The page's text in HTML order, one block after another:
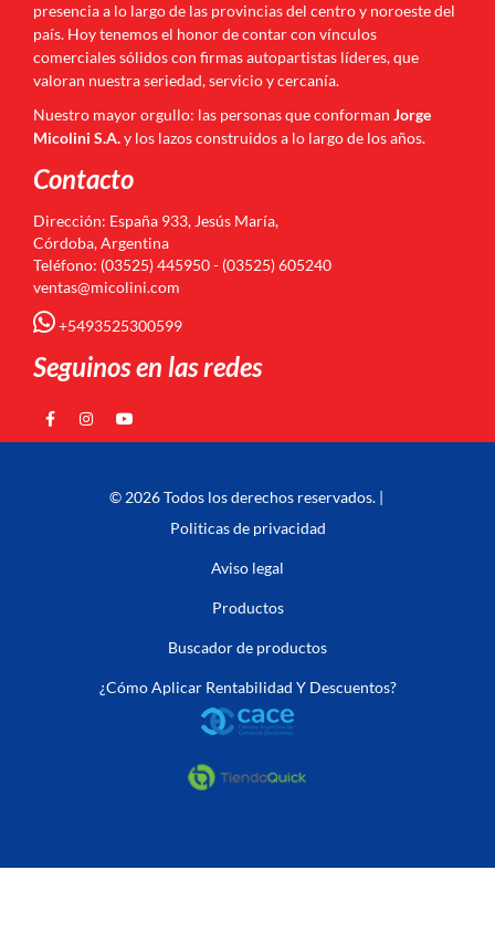
presencia a lo largo de las provincias del centro y noroeste del
país. Hoy tenemos el honor de contar con vínculos
comerciales sólidos con firmas autopartistas líderes, que
valoran nuestra seriedad, servicio y cercanía.
Nuestro mayor orgullo: las personas que conforman Jorge
Micolini S.A.y los lazos construidos a lo largo de los años.
Contacto
Dirección: España 933, Jesús María,
Córdoba, Argentina
Teléfono: (03525) 445950 - (03525) 605240
ventas@micolini.com
+5493525300599
Seguinos en las redes
© 2026 Todos los derechos reservados. |
Politicas de privacidad
Aviso legal
Productos
Buscador de productos
¿Cómo Aplicar Rentabilidad Y Descuentos?